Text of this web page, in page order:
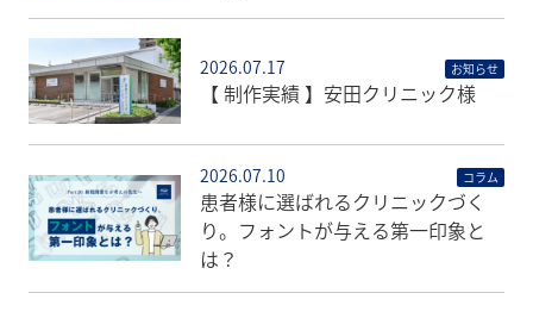
2026.07.17 お知らせ
【 制作実績 】安田クリニック様
2026.07.10 コラム
患者様に選ばれるクリニックづく
り。フォントが与える第一印象と
は？